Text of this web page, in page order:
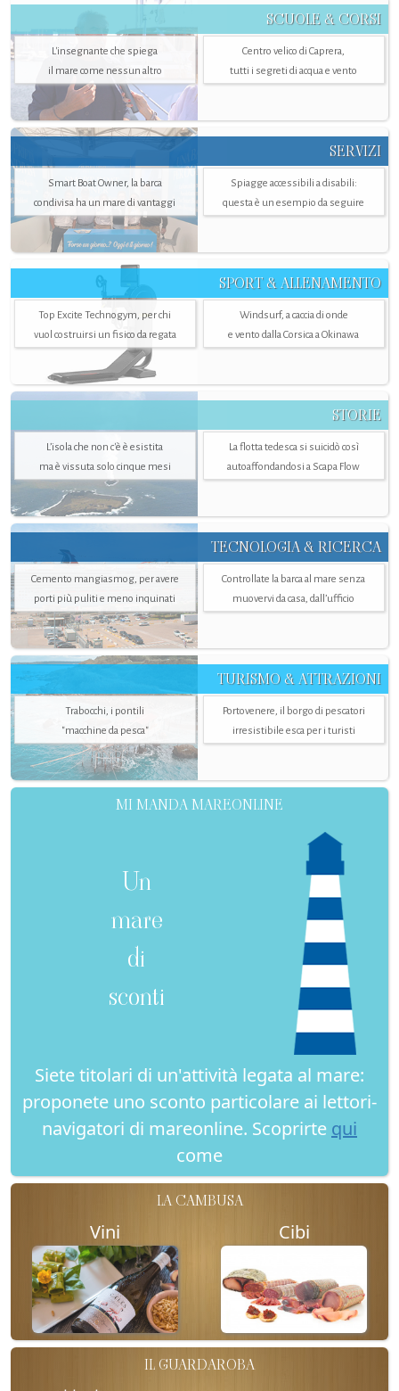
SCUOLE & CORSI
L'insegnante che spiega
il mare come nessun altro
Centro velico di Caprera,
tutti i segreti di acqua e vento
SERVIZI
Smart Boat Owner, la barca
condivisa ha un mare di vantaggi
Spiagge accessibili a disabili:
questa è un esempio da seguire
SPORT & ALLENAMENTO
Top Excite Technogym, per chi
vuol costruirsi un fisico da regata
Windsurf, a caccia di onde
e vento dalla Corsica a Okinawa
STORIE
L’isola che non c'è è esistita
ma è vissuta solo cinque mesi
La flotta tedesca si suicidò così
autoaffondandosi a Scapa Flow
TECNOLOGIA & RICERCA
Cemento mangiasmog, per avere
porti più puliti e meno inquinati
Controllate la barca al mare senza
muovervi da casa, dall’ufficio
TURISMO & ATTRAZIONI
Trabocchi, i pontili
"macchine da pesca"
Portovenere, il borgo di pescatori
irresistibile esca per i turisti
MI MANDA MAREONLINE
Un
mare
di
sconti
Siete titolari di un'attività legata al mare:
proponete uno sconto particolare ai lettori-
navigatori di mareonline. Scoprirte qui
come
LA CAMBUSA
Vini Cibi
IL GUARDAROBA